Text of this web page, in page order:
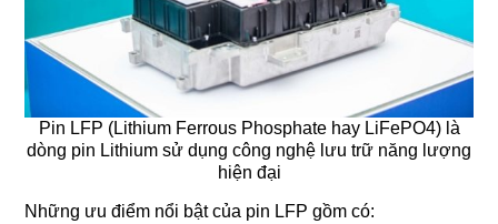
Pin LFP (Lithium Ferrous Phosphate hay LiFePO4) là
dòng pin Lithium sử dụng công nghệ lưu trữ năng lượng
hiện đại
Những ưu điểm nổi bật của pin LFP gồm có: